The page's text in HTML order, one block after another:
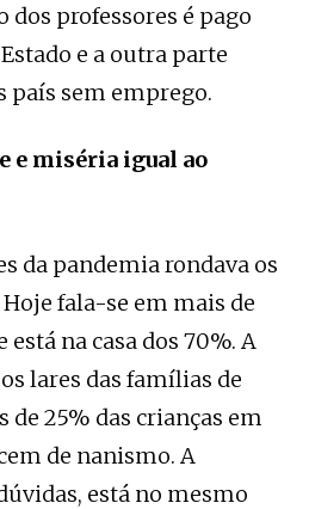
dos professores é pago
e a outra parte
país sem emprego.
e miséria igual ao
da pandemia rondava os
fala-se em mais de
na casa dos 70%. A
lares das famílias de
de 25% das crianças em
de nanismo. A
está no mesmo